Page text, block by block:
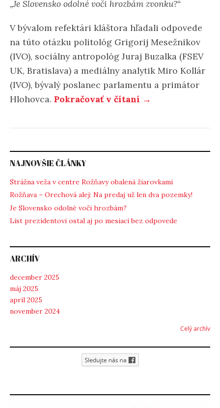
„Je Slovensko odolné voči hrozbám zvonku?“
V bývalom refektári kláštora hľadali odpovede
na túto otázku politológ Grigorij Mesežnikov
(IVO), sociálny antropológ Juraj Buzalka (FSEV
UK, Bratislava) a mediálny analytik Miro Kollár
(IVO), bývalý poslanec parlamentu a primátor
Hlohovca. Pokračovať v čítaní →
NAJNOVŠIE ČLÁNKY
Strážna veža v centre Rožňavy obalená žiarovkami
Rožňava – Orechová alej: Na predaj už len dva pozemky!
Je Slovensko odolné voči hrozbám?
List prezidentovi ostal aj po mesiaci bez odpovede
ARCHÍV
december 2025
máj 2025
apríl 2025
november 2024
Celý archív